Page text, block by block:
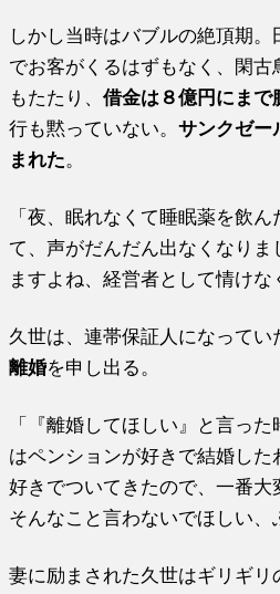
しかし当時はバブルの絶頂期。
でお客がくるはずもなく、閑
もたたり、借金は８億円にまで
行も黙っていない。サンクゼー
まれた。
「夜、眠れなくて睡眠薬を飲
て、声がだんだん出なくなり
ますよね、経営者として情けな
久世は、連帯保証人になってい
離婚を申し出る。
「『離婚してほしい』と言っ
はペンションが好きで結婚し
好きでついてきたので、一番大
そんなこと言わないでほしい、
妻に励まされた久世はギリギリ